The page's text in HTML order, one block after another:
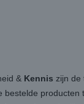
& Kennis zijn de
bestelde producten